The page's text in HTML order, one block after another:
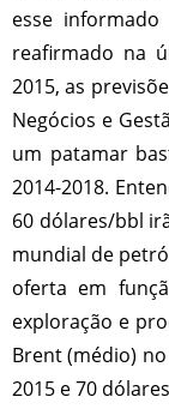
esse
reafirmado na
2015, as
Negócios e
um patamar
2014-2018.
60 dólares/bbl
mundial de
oferta em
exploração e
Brent (médio)
2015 e 70